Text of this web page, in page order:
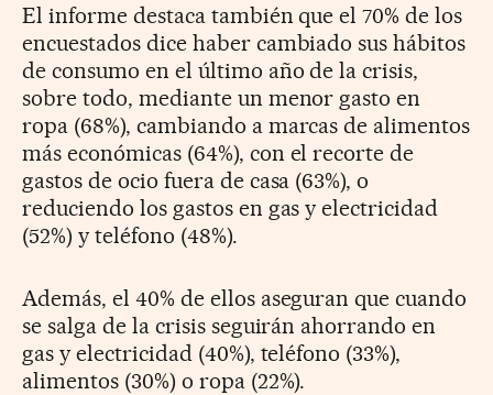
El informe destaca también que el 70% de los
encuestados dice haber cambiado sus hábitos
de consumo en el último año de la crisis,
sobre todo, mediante un menor gasto en
ropa (68%), cambiando a marcas de alimentos
más económicas (64%), con el recorte de
gastos de ocio fuera de casa (63%), o
reduciendo los gastos en gas y electricidad
(52%) y teléfono (48%).
Además, el 40% de ellos aseguran que cuando
se salga de la crisis seguirán ahorrando en
gas y electricidad (40%), teléfono (33%),
alimentos (30%) o ropa (22%).